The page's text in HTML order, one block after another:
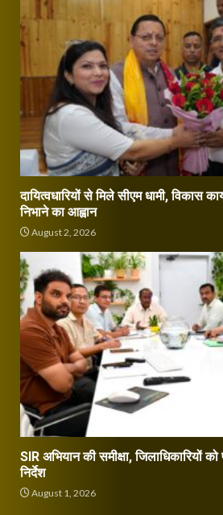
दायित्वधारियों से मिले सीएम धामी, विकास
निभाने का आह्वान
August 2, 2026
SIR अभियान की समीक्षा, जिलाधिकारियों
निर्देश
August 1, 2026